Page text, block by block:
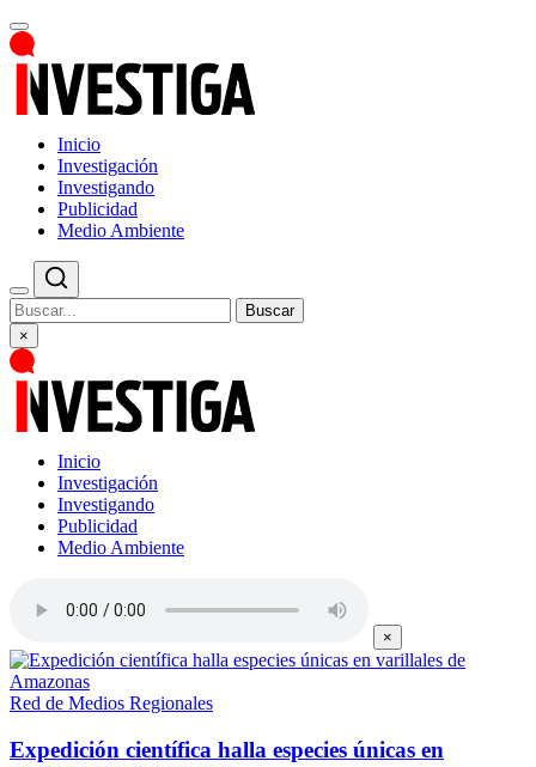
Inicio
Investigación
Investigando
Publicidad
Medio Ambiente
Buscar
×
Inicio
Investigación
Investigando
Publicidad
Medio Ambiente
×
Red de Medios Regionales
Expedición científica halla especies únicas en